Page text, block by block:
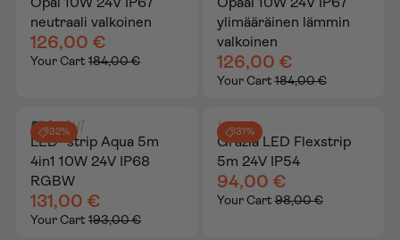
neutraali valkoinen
126,00 €
Your Cart 184,00 €
ylimääräinen lämmin
valkoinen
126,00 €
Your Cart184,00 €
32%
LED -strip Aqua 5m
4in1 10W 24V IP68
RGBW
131,00 €
Your Cart 193,00 €
31%
Grazia LED Flexstrip
5m 24V IP54
94,00 €
Your Cart98,00 €